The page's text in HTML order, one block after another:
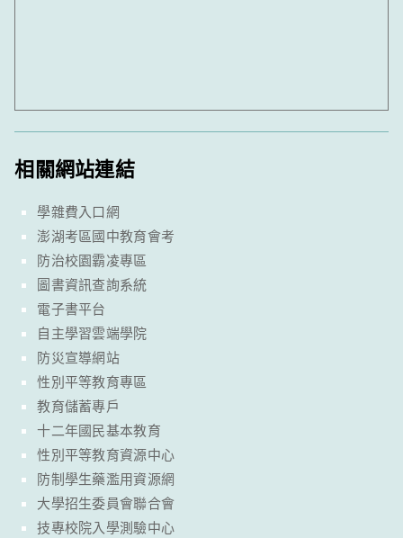
相關網站連結
學雜費入口網
澎湖考區國中教育會考
防治校園霸凌專區
圖書資訊查詢系統
電子書平台
自主學習雲端學院
防災宣導網站
性別平等教育專區
教育儲蓄專戶
十二年國民基本教育
性別平等教育資源中心
防制學生藥濫用資源網
大學招生委員會聯合會
技專校院入學測驗中心